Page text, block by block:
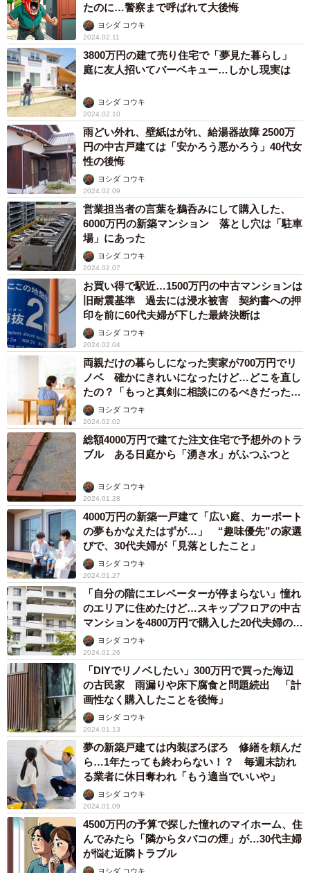
たのに…警察まで呼ばれて大後悔
ヨシダ コウキ
2024.02.11
3800万円の建て売り住宅で「夢見た暮らし」
庭に友人招いてバーベキュー…しかし現実は
ヨシダ コウキ
2024.02.10
雨どい外れ、壁紙はがれ、給湯器故障 2500万
円の中古戸建ては「安かろう悪かろう」40代女
性の後悔
ヨシダ コウキ
2024.02.09
営業担当者の言葉を鵜呑みにして購入した、
6000万円の新築マンション 落とし穴は「駐車
場」にあった
ヨシダ コウキ
2024.02.07
お買い得で駅近…1500万円の中古マンションは
旧耐震基準 過去には浸水被害 契約書への押
印を前に60代夫婦が下した最終決断は
ヨシダ コウキ
2024.02.04
両親だけの暮らしになった実家が700万円でリ
ノベ 確かにきれいになったけど…どこを直し
たの？「もっと真剣に相談にのるべきだった」
20代女性の後悔
ヨシダ コウキ
2024.02.02
総額4000万円で建てた注文住宅で予想外のトラ
ブル ある日庭から「湧き水」がふつふつと
ヨシダ コウキ
2024.01.28
4000万円の新築一戸建て「広い庭、カーポート
の夢もかなえたはずが…」 “趣味優先”の家選
びで、30代夫婦が「見落としたこと」
ヨシダ コウキ
2024.01.27
「自分の階にエレベーターが停まらない」憧れ
のエリアに住めたけど…スキップフロアの中古
マンションを4800万円で購入した20代夫婦の後
悔 ヨシダ コウキ
2024.01.26
「DIYでリノベしたい」300万円で買った海辺
の古民家 雨漏りや床下腐食と問題続出 「計
画性なく購入したことを後悔」
ヨシダ コウキ
2024.01.13
夢の新築戸建ては内装ぼろぼろ 修繕を頼んだ
ら…1年たっても終わらない！？ 毎週末訪れ
る業者に休日奪われ「もう適当でいいや」
ヨシダ コウキ
2024.01.09
4500万円の予算で探した憧れのマイホーム、住
んでみたら「隣からタバコの煙」が…30代主婦
が悩む近隣トラブル
ヨシダ コウキ